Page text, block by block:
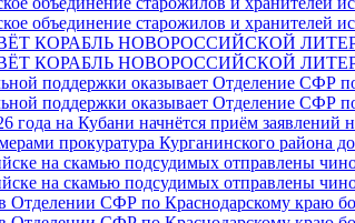
объединение старожилов и хранителей
КОРАБЛЬ НОВОРОССИЙСКОЙ
КОРАБЛЬ НОВОРОССИЙСКОЙ
поддержки оказывает Отделение СФР
поддержки оказывает Отделение СФР
года на Кубани начнётся приём
прокуратура Курганинского района
на скамью подсудимых отправлены
на скамью подсудимых отправлены
Отделении СФР по Краснодарскому краю